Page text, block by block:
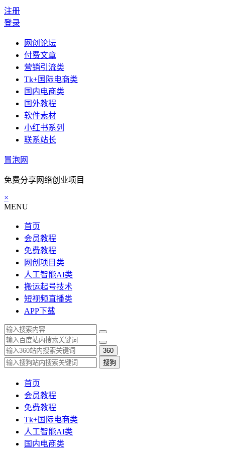
注册
登录
网创论坛
付费文章
营销引流类
Tk+国际电商类
国内电商类
国外教程
软件素材
小红书系列
联系站长
冒泡网
免费分享网络创业项目
×
MENU
首页
会员教程
免费教程
网创项目类
人工智能AI类
搬运起号技术
短视频直播类
APP下载
360
搜狗
首页
会员教程
免费教程
Tk+国际电商类
人工智能AI类
国内电商类